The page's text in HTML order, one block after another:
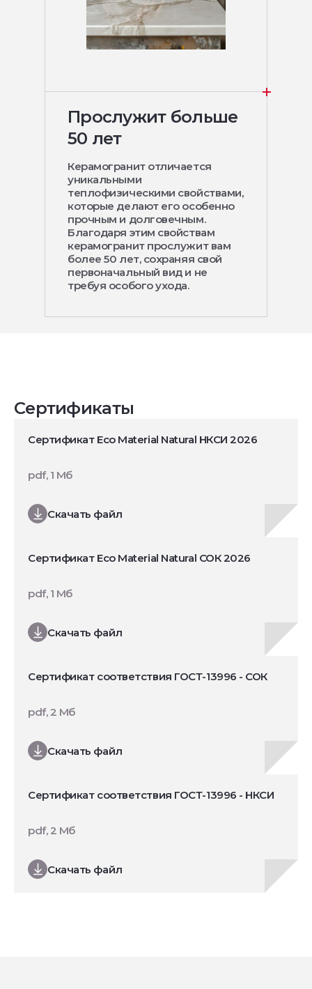
Прослужит больше
50 лет
Керамогранит отличается
уникальными
теплофизическими свойствами,
которые делают его особенно
прочным и долговечным.
Благодаря этим свойствам
керамогранит прослужит вам
более 50 лет, сохраняя свой
первоначальный вид и не
требуя особого ухода.
Сертификаты
Сертификат Eco Material Natural НКСИ 2026
Скачать файл
pdf, 1 Мб
Сертификат Eco Material Natural СОК 2026
Скачать файл
pdf, 1 Мб
Сертификат соответствия ГОСТ-13996 - СОК
Скачать файл
pdf, 2 Мб
Сертификат соответствия ГОСТ-13996 - НКСИ
Скачать файл
pdf, 2 Мб